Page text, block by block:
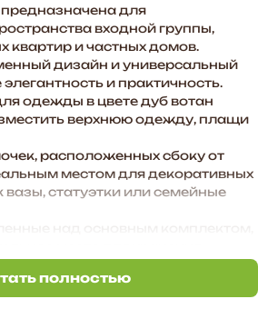
для
входной группы,
квартир и частных домов.
дизайн и универсальный
элегантность и практичность.
одежды в цвете дуб вотан
верхнюю одежду, плащи
расположенных сбоку от
местом для декоративных
вазы, статуэтки или семейные
уборов и аксессуаров.
обувница позволит
виды обуви, сохраняя ее в
полностью
полностью